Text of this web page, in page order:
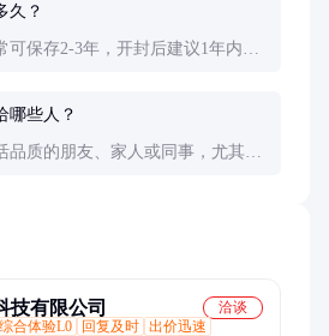
久？
可保存2-3年，开封后建议1年内用
哪些人？
品质的朋友、家人或同事，尤其适
技有限公司
洽谈
综合体验L0 回复及时 出价迅速